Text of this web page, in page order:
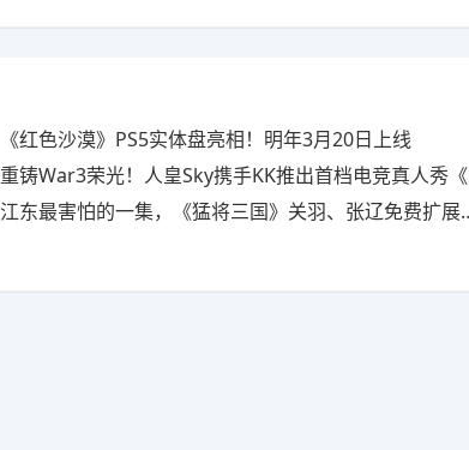
《红色沙漠》PS5实体盘亮相！明年3月20日上线
重铸War3荣光！人皇Sky携手KK推出首档电竞真人秀《寻找下一个Sky》
江东最害怕的一集，《猛将三国》关羽、张辽免费扩展包现已上线